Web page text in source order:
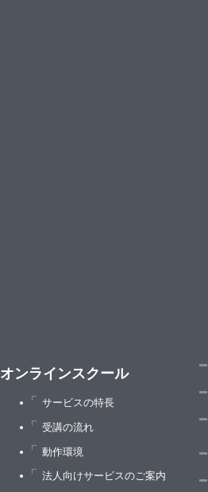
オンラインスクール
サービスの特長
受講の流れ
動作環境
法人向けサービスのご案内